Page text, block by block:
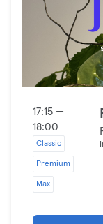
17:15 —
18:00
Classic
Premium
Max